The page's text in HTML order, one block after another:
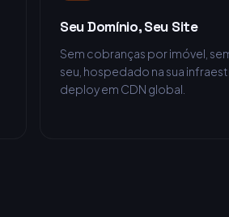
Seu Domínio, Seu Site
Sem cobranças por imóvel,
seu, hospedado na sua
deploy em CDN global.